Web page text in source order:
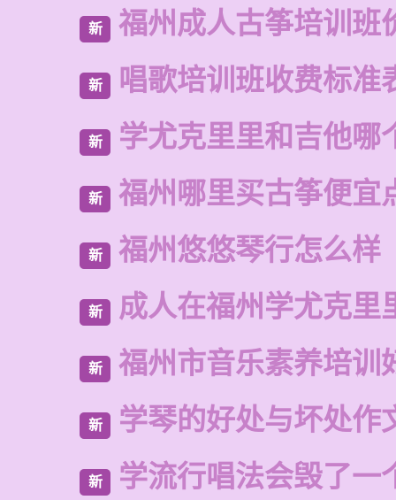
新 福州成人古筝培训班
新 唱歌培训班收费标准
新 学尤克里里和吉他哪
新 福州哪里买古筝便宜
新 福州悠悠琴行怎么样
新 成人在福州学尤克里
新 福州市音乐素养培训
新 学琴的好处与坏处作
新 学流行唱法会毁了一